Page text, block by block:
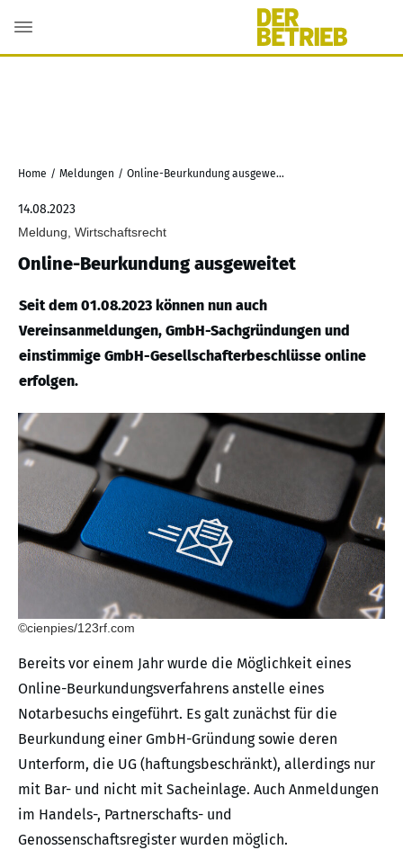
Home / Meldungen / Online-Beurkundung ausgeweitet
14.08.2023
Meldung, Wirtschaftsrecht
Online-Beurkundung ausgeweitet
Seit dem 01.08.2023 können nun auch
Vereinsanmeldungen, GmbH-Sachgründungen und
einstimmige GmbH-Gesellschafterbeschlüsse online
erfolgen.
©cienpies/123rf.com
Bereits vor einem Jahr wurde die Möglichkeit eines
Online-Beurkundungsverfahrens anstelle eines
Notarbesuchs eingeführt. Es galt zunächst für die
Beurkundung einer GmbH-Gründung sowie deren
Unterform, die UG (haftungsbeschränkt), allerdings nur
mit Bar- und nicht mit Sacheinlage. Auch Anmeldungen
im Handels-, Partnerschafts- und
Genossenschaftsregister wurden möglich.